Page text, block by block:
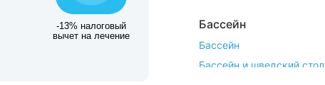
-13% налоговый
вычет на лечение
Бассейн
Бассейн
Бассейн и шведский стол